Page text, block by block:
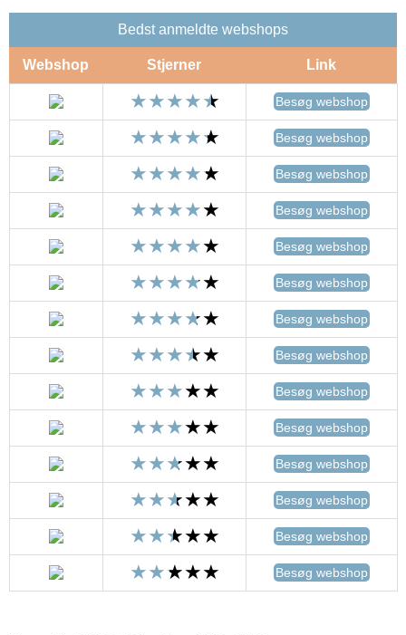
Bedst anmeldte webshops
Webshop Stjerner Link
Besøg webshop
Besøg webshop
Besøg webshop
Besøg webshop
Besøg webshop
Besøg webshop
Besøg webshop
Besøg webshop
Besøg webshop
Besøg webshop
Besøg webshop
Besøg webshop
Besøg webshop
Besøg webshop